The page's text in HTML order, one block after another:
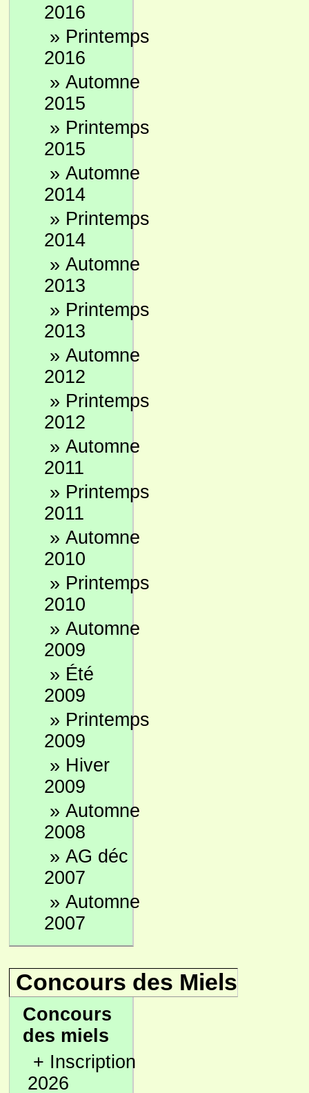
2016
» Printemps
2016
» Automne
2015
» Printemps
2015
» Automne
2014
» Printemps
2014
» Automne
2013
» Printemps
2013
» Automne
2012
» Printemps
2012
» Automne
2011
» Printemps
2011
» Automne
2010
» Printemps
2010
» Automne
2009
» Été
2009
» Printemps
2009
» Hiver
2009
» Automne
2008
» AG déc
2007
» Automne
2007
Concours des Miels
Concours
des miels
+ Inscription
2026